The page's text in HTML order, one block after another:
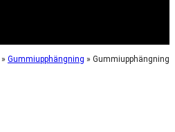
» Gummiupphängning » Gummiupphängning